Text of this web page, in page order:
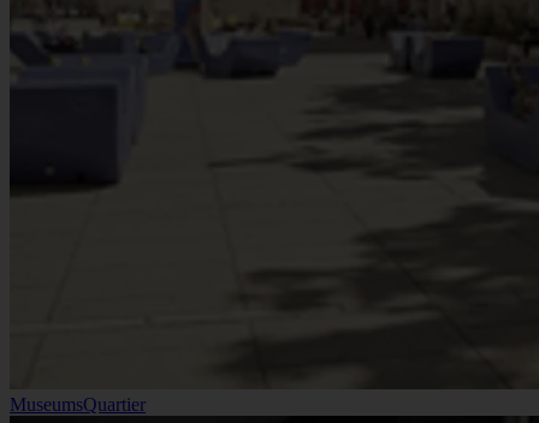
MuseumsQuartier